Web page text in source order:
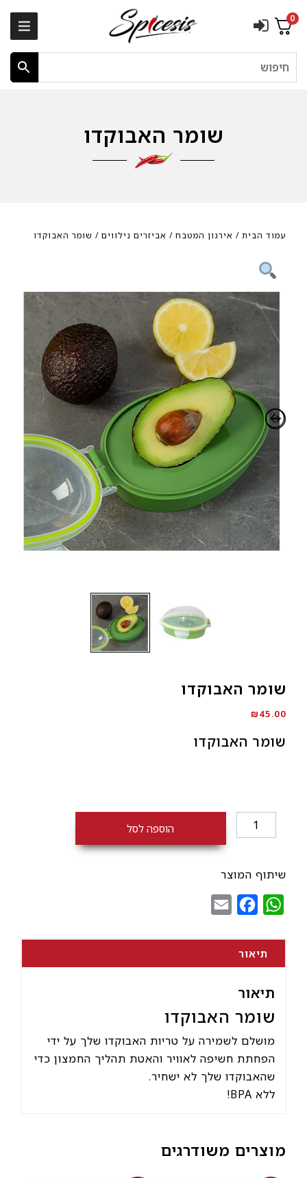
0
חיפוש
שומר האבוקדו
עמוד הבית / אירגון המטבח / אביזרים נילווים / שומר האבוקדו
שומר האבוקדו
₪45.00
שומר האבוקדו
כמות
של
האבוקדו
הוספה לסל
שיתוף המוצר
WhatsApp
Facebook
תיאור
תיאור
שומר האבוקדו
מושלם לשמירה על טריות האבוקדו שלך על ידי
הפחתת חשיפה לאוויר והאטת תהליך החמצון כדי
שהאבוקדו שלך לא ישחיר.
ללא BPA!
מוצרים משודרגים